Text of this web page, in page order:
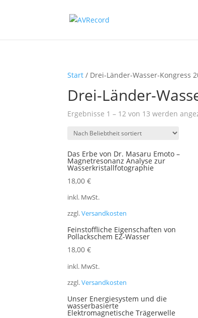
Start / Drei-Länder-Wasser-Kongress
Drei-Länder-
Ergebnisse 1 – 12 von 13 werden
Das Erbe von Dr. Masaru Emoto –
Magnetresonanz Analyse zur
Wasserkristallfotographie
18,00€
inkl. MwSt.
zzgl.Versandkosten
Feinstoffliche Eigenschaften von
Pollackschem EZ-Wasser
18,00€
inkl. MwSt.
zzgl.Versandkosten
Unser Energiesystem und die
wasserbasierte
Elektromagnetische Trägerwelle